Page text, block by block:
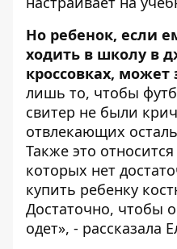
Но ребенок, если
ходить в школу в
кроссовках, может
лишь то, чтобы
свитер не были
отвлекающих
Также это
которых нет
купить ребенку
Достаточно, чтобы
одет», - рассказала